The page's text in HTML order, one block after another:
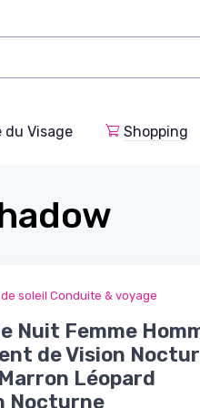
du Visage Shopping
soleil Conduite & voyage
Nuit Femme
de Vision
Léopard
Nocturne